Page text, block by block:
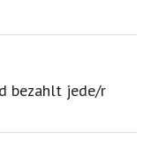
bezahlt jede/r